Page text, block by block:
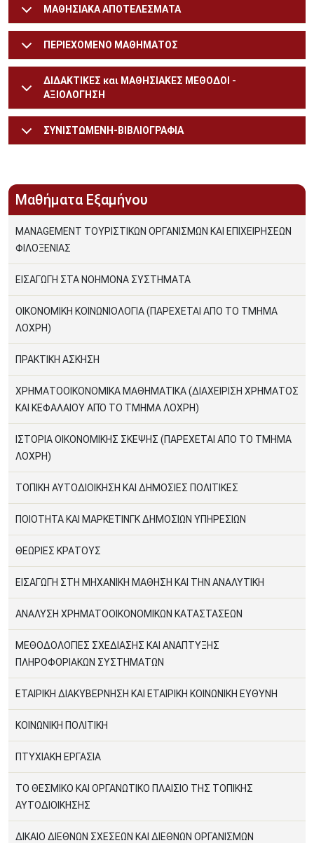
ΜΑΘΗΣΙΑΚΑ ΑΠΟΤΕΛΕΣΜΑΤΑ
ΠΕΡΙΕΧΟΜΕΝΟ ΜΑΘΗΜΑΤΟΣ
ΔΙΔΑΚΤΙΚΕΣ και ΜΑΘΗΣΙΑΚΕΣ ΜΕΘΟΔΟΙ -
ΑΞΙΟΛΟΓΗΣΗ
ΣΥΝΙΣΤΩΜΕΝΗ-ΒΙΒΛΙΟΓΡΑΦΙΑ
Μαθήματα Εξαμήνου
MANAGEMENT ΤΟΥΡΙΣΤΙΚΩΝ ΟΡΓΑΝΙΣΜΩΝ ΚΑΙ ΕΠΙΧΕΙΡΗΣΕΩΝ
ΦΙΛΟΞΕΝΙΑΣ
ΕΙΣΑΓΩΓΗ ΣΤΑ ΝΟΗΜΟΝΑ ΣΥΣΤΗΜΑΤΑ
ΟΙΚΟΝΟΜΙΚΗ ΚΟΙΝΩΝΙΟΛΟΓΙΑ (ΠΑΡΕΧΕΤΑΙ ΑΠΟ ΤΟ ΤΜΗΜΑ
ΛΟΧΡΗ)
ΠΡΑΚΤΙΚΗ ΑΣΚΗΣΗ
ΧΡΗΜΑΤΟΟΙΚΟΝΟΜΙΚΑ ΜΑΘΗΜΑΤΙΚΑ (ΔΙΑΧΕΙΡΙΣΗ ΧΡΗΜΑΤΟΣ
ΚΑΙ ΚΕΦΑΛΑΙΟΥ ΑΠΌ ΤΟ ΤΜΗΜΑ ΛΟΧΡΗ)
ΙΣΤΟΡΙΑ ΟΙΚΟΝΟΜΙΚΗΣ ΣΚΕΨΗΣ (ΠΑΡΕΧΕΤΑΙ ΑΠΟ ΤΟ ΤΜΗΜΑ
ΛΟΧΡΗ)
ΤΟΠΙΚΗ ΑΥΤΟΔΙΟΙΚΗΣΗ ΚΑΙ ΔΗΜΟΣΙΕΣ ΠΟΛΙΤΙΚΕΣ
ΠΟΙΟΤΗΤΑ ΚΑΙ ΜΑΡΚΕΤΙΝΓΚ ΔΗΜΟΣΙΩΝ ΥΠΗΡΕΣΙΩΝ
ΘΕΩΡΙΕΣ ΚΡΑΤΟΥΣ
ΕΙΣΑΓΩΓΗ ΣΤΗ ΜΗΧΑΝΙΚΗ ΜΑΘΗΣΗ ΚΑΙ ΤΗΝ ΑΝΑΛΥΤΙΚΗ
ΑΝΑΛΥΣΗ ΧΡΗΜΑΤΟΟΙΚΟΝΟΜΙΚΩΝ ΚΑΤΑΣΤΑΣΕΩΝ
ΜΕΘΟΔΟΛΟΓΙΕΣ ΣΧΕΔΙΑΣΗΣ ΚΑΙ ΑΝΑΠΤΥΞΗΣ
ΠΛΗΡΟΦΟΡΙΑΚΩΝ ΣΥΣΤΗΜΑΤΩΝ
ΕΤΑΙΡΙΚΗ ΔΙΑΚΥΒΕΡΝΗΣΗ ΚΑΙ ΕΤΑΙΡΙΚΗ ΚΟΙΝΩΝΙΚΗ ΕΥΘΥΝΗ
ΚΟΙΝΩΝΙΚΗ ΠΟΛΙΤΙΚΗ
ΠΤΥΧΙΑΚΗ ΕΡΓΑΣΙΑ
ΤΟ ΘΕΣΜΙΚΟ ΚΑΙ ΟΡΓΑΝΩΤΙΚΟ ΠΛΑΙΣΙΟ ΤΗΣ ΤΟΠΙΚΗΣ
ΑΥΤΟΔΙΟΙΚΗΣΗΣ
ΔΙΚΑΙΟ ΔΙΕΘΝΩΝ ΣΧΕΣΕΩΝ ΚΑΙ ΔΙΕΘΝΩΝ ΟΡΓΑΝΙΣΜΩΝ